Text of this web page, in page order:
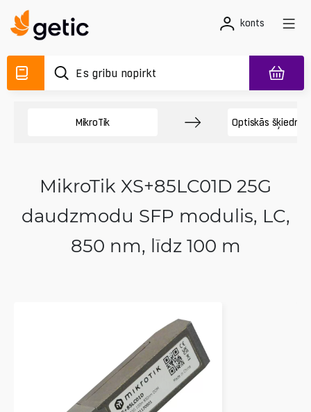
konts
MikroTik Optiskās šķiedras
MikroTik XS+85LC01D 25G
daudzmodu SFP modulis, LC,
850 nm, līdz 100 m